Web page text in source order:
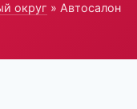
округ » Автосалон